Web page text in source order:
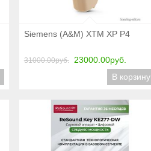
Подробнее
Siemens (A&M) XTM XP P4
31000.00руб.
23000.00руб.
В корзину